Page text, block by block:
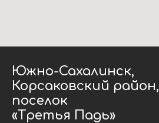
Южно-Сахалинск,
Корсаковский район,
поселок
«Третья Падь»